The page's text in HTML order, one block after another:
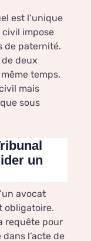
est l’unique
civil impose
de paternité.
deux
temps.
mais
sous
un
avocat
obligatoire.
requête pour
l’acte de